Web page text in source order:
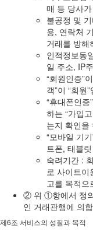
매 등 당사
불공정 및
용, 연락처
거래를 방해
인적정보동
일 주소, IP
“회원인증”
객”이 “회원
“휴대폰인증
하는 “가입
는지 확인을
“모바일 기
트폰, 태블
숙려기간 :
로 사이트이
고를 목적으
② 위 ①항에서 정
인 거래관행에 의
제6조 서비스의 성질과 목적